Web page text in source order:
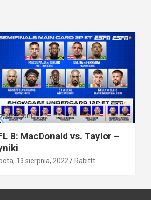
kategorii
8: MacDonald vs. Taylor –
13 sierpnia, 2022 Rabittt